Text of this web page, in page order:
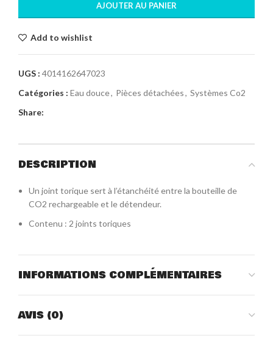
AJOUTER AU PANIER
Add to wishlist
UGS : 4014162647023
Catégories : Eau douce, Pièces détachées, Systèmes Co2
Share:
DESCRIPTION
Un joint torique sert à l’étanchéité entre la bouteille de
CO2 rechargeable et le détendeur.
Contenu : 2 joints toriques
INFORMATIONS COMPLÉMENTAIRES
AVIS (0)